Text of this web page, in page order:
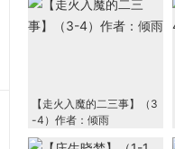
【走火入魔的二三事】（3
-4）作者：倾雨